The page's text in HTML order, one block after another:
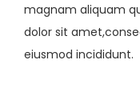
magnam aliquam
dolor sit
eiusmod incididunt.